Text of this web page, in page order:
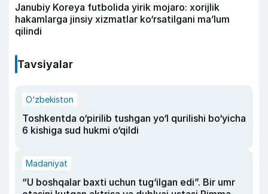
Janubiy Koreya futbolida yirik mojaro: xorijlik
hakamlarga jinsiy xizmatlar ko‘rsatilgani ma’lum
qilindi
Tavsiyalar
O‘zbekiston
Toshkentda o‘pirilib tushgan yo‘l qurilishi bo‘yicha
6 kishiga sud hukmi o‘qildi
Madaniyat
“U boshqalar baxti uchun tug‘ilgan edi”. Bir umr